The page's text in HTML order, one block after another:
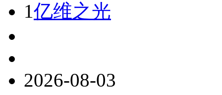
1亿维之光
2026-08-03